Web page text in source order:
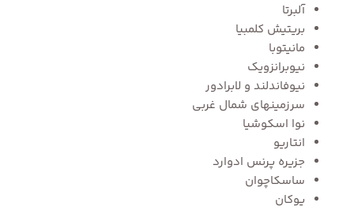
آلبرتا
بریتیش کلمبیا
مانیتوبا
نیوبرانزویک
نیوفاندلند و لابرادور
سرزمینهای شمال غربی
نوا اسکوشیا
انتاریو
جزیره پرنس ادوارد
ساسکاچوان
یوکان